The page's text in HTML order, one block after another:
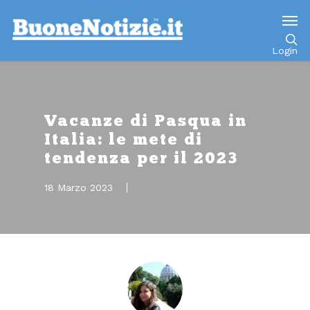
Login
Vacanze di Pasqua in
Italia: le mete di
tendenza per il 2023
18 Marzo 2023
Go to mobile version